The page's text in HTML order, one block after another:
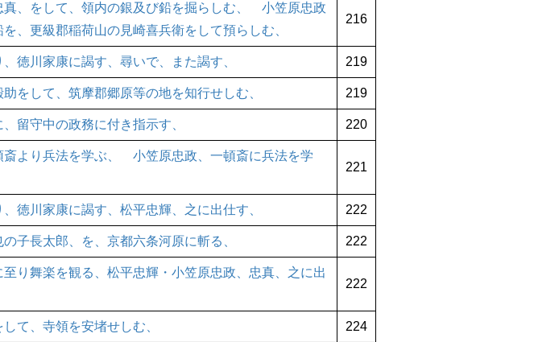
真、をして、領内の銀及び鉛を掘らしむ、 小笠原忠政
、更級郡稲荷山の見崎喜兵衛をして預らしむ、
216
徳川家康に謁す、尋いで、また謁す、 219
をして、筑摩郡郷原等の地を知行せしむ、 219
留守中の政務に付き指示す、 220
斎より兵法を学ぶ、 小笠原忠政、一頓斎に兵法を学
221
徳川家康に謁す、松平忠輝、之に出仕す、 222
子長太郎、を、京都六条河原に斬る、 222
り舞楽を観る、松平忠輝・小笠原忠政、忠真、之に出
222
て、寺領を安堵せしむ、 224